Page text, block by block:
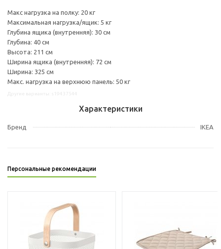
Макс нагрузка на полку: 20 кг
Максимальная нагрузка/ящик: 5 кг
Глубина ящика (внутренняя): 30 см
Глубина: 40 см
Высота: 211 см
Ширина ящика (внутренняя): 72 см
Ширина: 325 см
Макс. нагрузка на верхнюю панель: 50 кг
Характеристики
Бренд IKEA
Персональные рекомендации